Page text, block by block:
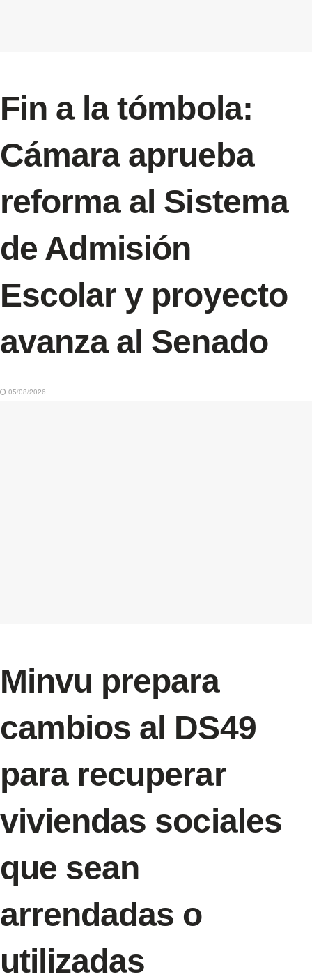
Fin a la tómbola:
Cámara aprueba
reforma al Sistema
de Admisión
Escolar y proyecto
avanza al Senado
05/08/2026
Minvu prepara
cambios al DS49
para recuperar
viviendas sociales
que sean
arrendadas o
utilizadas